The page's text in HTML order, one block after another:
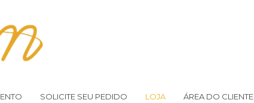
SOLICITE SEU PEDIDO LOJA ÁREA DO CLIENTE